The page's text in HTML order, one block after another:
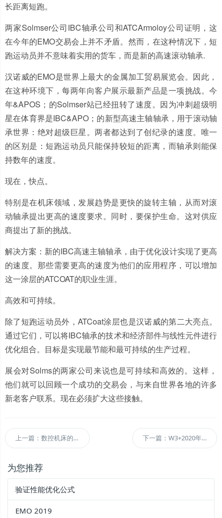
长距离短跑。
两家Solmser公司IBC轴承公司和ATCArmoloy公司证明，这
在今年的EMO交易会上并不矛盾。然而，在这种情况下，短
跑运动员并不意味着实用的货车，而是新的高速滚动轴承.
汉诺威的EMO是世界上最大的金属加工贸易展览会。因此，
在这种环境下，每两年向客户展示最新产品是一项挑战。今
年&APOS；的Solmser站已经扭转了速度。因为冲刺超级明
星在体育界是IBC&APO；的新型高速主轴轴承，用于滚动轴
承世界：绝对超级巨星。两者都达到了创纪录的速度。唯一
的区别是：短跑运动员只能保持较短的距离，而轴承则能保
持数年的速度。
现在，快点。
特别是在机床领域，发展趋势是更快的旋转主轴，从而对滚
动轴承提出更高的速度要求。同时，要保护生命。这对供应
商提出了新的挑战。
解决方案：新的IBC高速主轴轴承，由于优化设计实现了更高
的速度。那些需要更高的速度为他们的应用程序，可以增加
这一涂层的ATCOAT的职业生涯。
高效和可持续。
除了短跑运动员外，ATCoat涂层也是汉诺威的第二大亮点。
通过它们，可以将IBC轴承的技术和经济部件与线性元件进行
优化组合。目标是实现最节能和最可持续的生产过程。
展会对Solms的两家公司来说也是可持续和高效的。这样，
他们就可以回顾一个成功的交易会，与来自世界各地的许多
新老客户联系。现在必须扩大这些接触。
上一篇：数控机床的高精度柔性解决方案 下一篇：W3+2020年博览会
为您推荐
验证性能优化公式
EMO 2019